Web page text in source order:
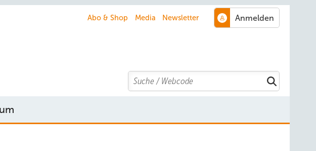
Abo & Shop Media Newsletter
Search